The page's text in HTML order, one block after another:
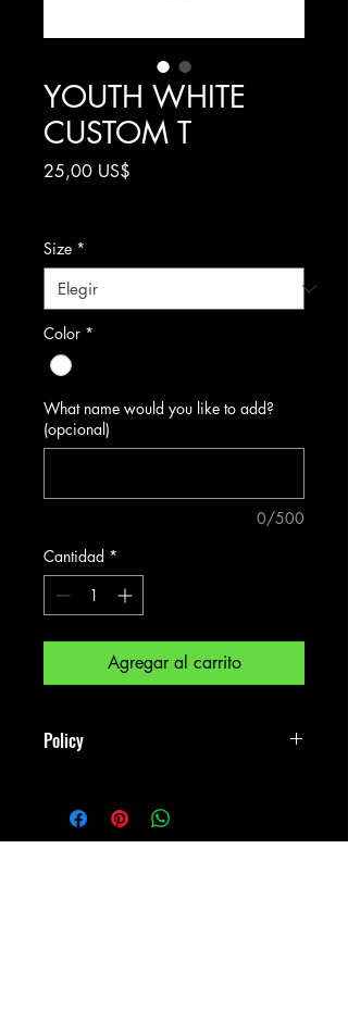
YOUTH WHITE
CUSTOM T
25,00 US$
Size *
Color *
What name would you like to add?
(opcional)
0/500
Cantidad *
Agregar al carrito
Policy
purchases are final.